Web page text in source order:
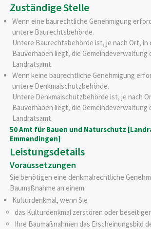
Zuständige Stelle
Wenn eine baurechtliche Genehmigung
untere Baurechtsbehörde.
Untere Baurechtsbehörde ist, je nach Ort, in
Bauvorhaben liegt, die Gemeindeverwaltung
Landratsamt.
Wenn keine baurechtliche Genehmigung
untere Denkmalschutzbehörde.
Untere Denkmalschutzbehörde ist, je nach
Bauvorhaben liegt, die Gemeindeverwaltung
Landratsamt.
50 Amt für Bauen und Naturschutz
Emmendingen]
Leistungsdetails
Voraussetzungen
Sie benötigen eine denkmalrechtliche
Baumaßnahme an einem
Kulturdenkmal, wenn Sie
das Kulturdenkmal zerstören oder
Ihre Baumaßnahmen das Erscheinungsbild